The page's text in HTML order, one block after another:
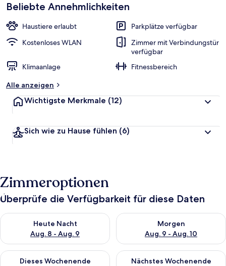
Beliebte Annehmlichkeiten
Haustiere erlaubt
Parkplätze verfügbar
Kostenloses WLAN
Zimmer mit Verbindungstür
verfügbar
Klimaanlage
Fitnessbereich
Alle anzeigen
Wichtigste Merkmale (12)
Sich wie zu Hause fühlen (6)
Zimmeroptionen
Überprüfe die Verfügbarkeit für diese Daten
Heute Nacht
Aug. 8 - Aug. 9
Überprüfe die Verfügbarkeit für heute Nacht, Aug. 8 - Aug. 9.
Morgen
Aug. 9 - Aug. 10
Überprüfe die Verfügbarkeit
Dieses Wochenende
Überprüfe die Verfügbarkeit für dieses Wochenende, Aug. 14
Nächstes Wochenende
Überprüfe die Verfügbarkeit